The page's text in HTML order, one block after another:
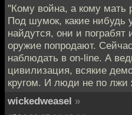
"Кому война, а кому мать
Под шумок, какие нибудь
найдутся, они и пограбят
оружие попродают.
наблюдать в on-line. А
цивилизация, всякие
кругом. И люди не по лжи
wickedweasel »